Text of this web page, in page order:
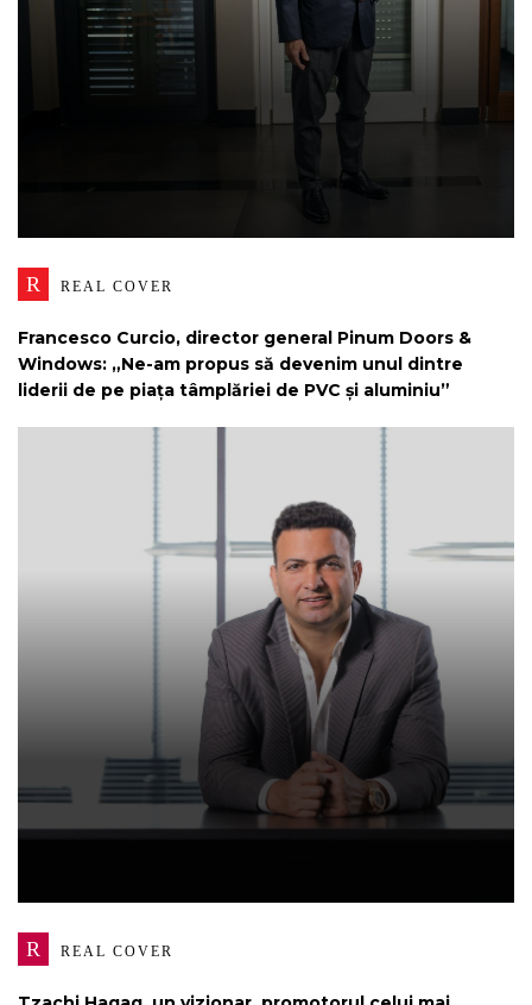
R REAL COVER
Francesco Curcio, director general Pinum Doors &
Windows: „Ne-am propus să devenim unul dintre
liderii de pe piața tâmplăriei de PVC și aluminiu”
R REAL COVER